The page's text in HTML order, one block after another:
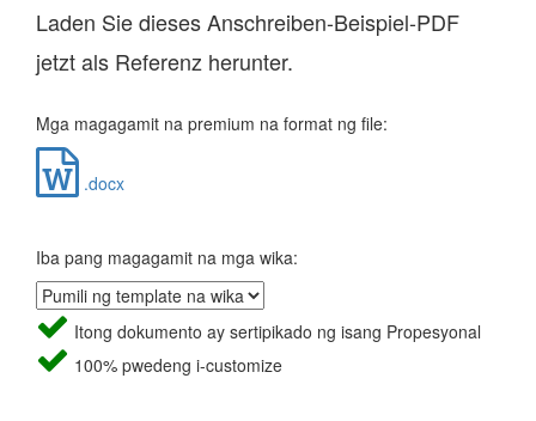
Laden Sie dieses Anschreiben-Beispiel-PDF
jetzt als Referenz herunter.
Mga magagamit na premium na format ng file:
.docx
Iba pang magagamit na mga wika:
Itong dokumento ay sertipikado ng isang Propesyonal
100% pwedeng i-customize